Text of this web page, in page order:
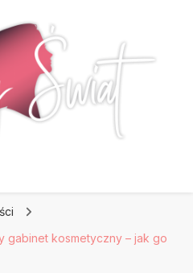
Pań, które lubią być na
najnowszymi trendami.
gabinet kosmetyczny – jak go